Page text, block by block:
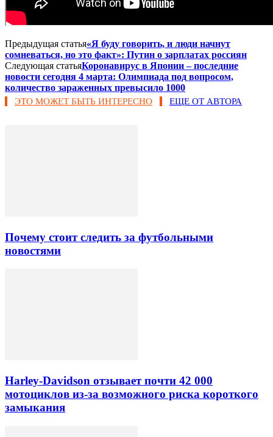
Предыдущая статья«Я буду говорить, и люди начнут
сомневаться, но это факт»: Путин о зарплатах россиян
Следующая статьяКоронавирус в Японии – последние
новости сегодня 4 марта: Олимпиада под вопросом,
количество зараженных превысило 1000
ЭТО МОЖЕТ БЫТЬ ИНТЕРЕСНО ЕЩЕ ОТ АВТОРА
Почему стоит следить за футбольными
новостями
Harley-Davidson отзывает почти 42 000
мотоциклов из-за возможного риска короткого
замыкания